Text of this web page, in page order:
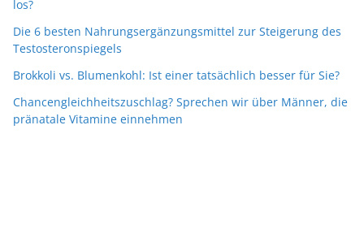
los?
Die 6 besten Nahrungsergänzungsmittel zur Steigerung des
Testosteronspiegels
Brokkoli vs. Blumenkohl: Ist einer tatsächlich besser für Sie?
Chancengleichheitszuschlag? Sprechen wir über Männer, die
pränatale Vitamine einnehmen